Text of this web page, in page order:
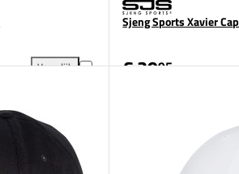
Vergelijk
Sjeng Sports Xavier Cap
€ 2995